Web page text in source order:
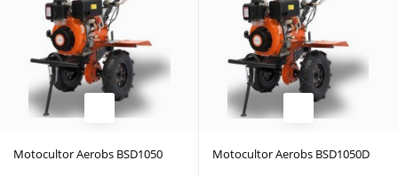
Motocultor Aerobs BSD1050 Motocultor Aerobs BSD1050D